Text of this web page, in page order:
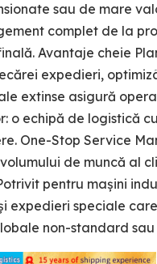
sau de mare
complet de la
Avantaje cheie
expedieri,
extinse asigură
o echipă de logistică
One-Stop Service
de muncă al
pentru mașini
expedieri speciale
non-standard